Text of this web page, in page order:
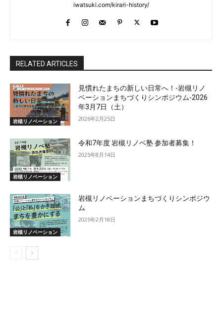
iwatsuki.com/kirari-history/
RELATED ARTICLES
岩槻リノベーション
見慣れたまちの新しい日常へ！-岩槻リノ
ベーションまちづくりシンポジウム-2026
年3月7日（土）
2026年2月25日
岩槻リノベーション
令和7年度 岩槻リノベ塾 参加者募集！
2025年8月14日
岩槻リノベーション
岩槻リノベーションまちづくりシンポジウ
ム
2025年2月18日